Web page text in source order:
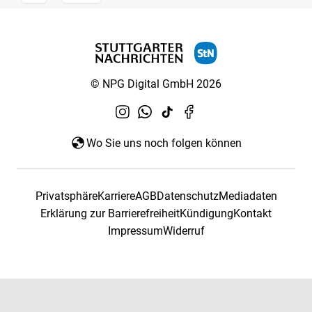
© NPG Digital GmbH 2026
Wo Sie uns noch folgen können
PrivatsphäreKarriereAGBDatenschutzMediadaten
Erklärung zur BarrierefreiheitKündigungKontakt
ImpressumWiderruf